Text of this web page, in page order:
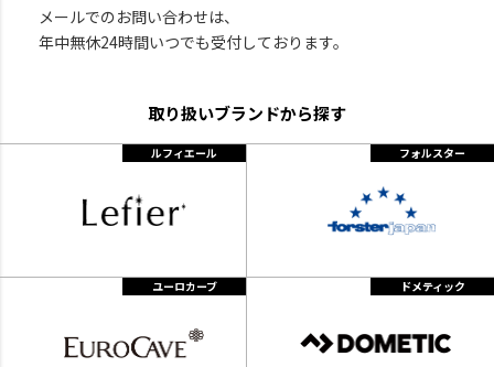
メールでのお問い合わせは、
年中無休24時間いつでも受付しております。
取り扱いブランドから探す
ルフィエール フォルスター
ユーロカーブ ドメティック